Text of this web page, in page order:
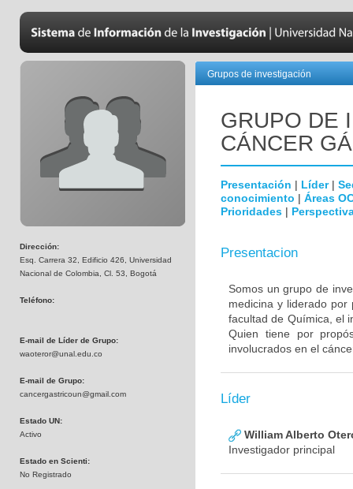
Dirección:
Esq. Carrera 32, Edificio 426, Universidad
Nacional de Colombia, Cl. 53, Bogotá
Teléfono:
E-mail de Líder de Grupo:
waoteror@unal.edu.co
E-mail de Grupo:
cancergastricoun@gmail.com
Estado UN:
Activo
Estado en Scienti:
No Registrado
Grupos de investigación
GRUPO DE
CÁNCER
Presentación | Líder|
conocimiento | Áreas
Prioridades |
Presentacion
Somos un grupo de
medicina y liderado por
facultad de Química, el
Quien tiene por
involucrados en el
Líder
William Alberto
Investigador principal